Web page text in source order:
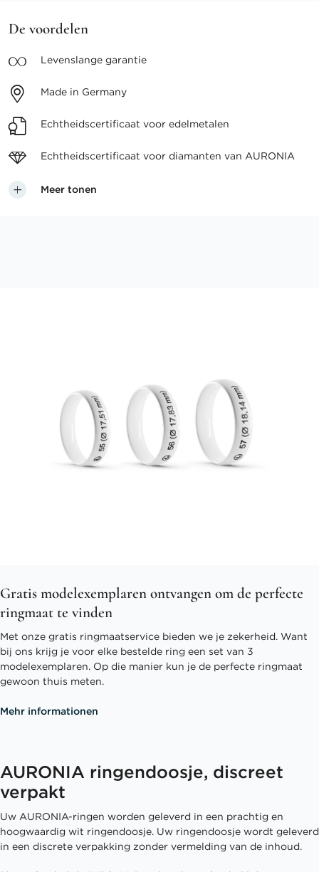
De voordelen
Levenslange garantie
Made in Germany
Echtheidscertificaat voor edelmetalen
Echtheidscertificaat voor diamanten van AURONIA
Meer tonen
Gratis modelexemplaren ontvangen om de perfecte
ringmaat te vinden
Met onze gratis ringmaatservice bieden we je zekerheid. Want
bij ons krijg je voor elke bestelde ring een set van 3
modelexemplaren. Op die manier kun je de perfecte ringmaat
gewoon thuis meten.
Mehr informationen
AURONIA ringendoosje, discreet
verpakt
Uw AURONIA-ringen worden geleverd in een prachtig en
hoogwaardig wit ringendoosje. Uw ringendoosje wordt geleverd
in een discrete verpakking zonder vermelding van de inhoud.